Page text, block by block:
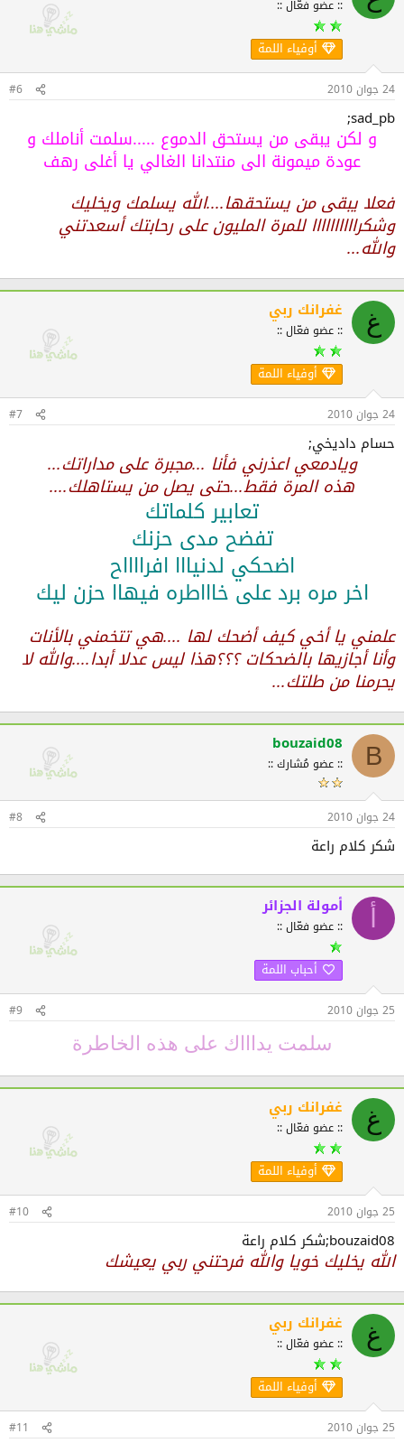
:: عضو فعّال ::
أوفياء اللمة
24 جوان 2010 #6
sad_pb;
و لكن يبقى من يستحق الدموع .....سلمت أناملك و
عودة ميمونة الى منتدانا الغالي يا أغلى رهف
فعلا يبقى من يستحقها....الله يسلمك ويخليك
وشكراااااااااا للمرة المليون على رحابتك أسعدتني
والله...
غ غفرانك ربي
:: عضو فعّال ::
أوفياء اللمة
24 جوان 2010 #7
حسام داديخي;
ويادمعي اعذرني فأنا ...مجبرة على مداراتك...
هذه المرة فقط...حتى يصل من يستاهلك....
تعابير كلماتك
تفضح مدى حزنك
اضحكي لدنيااا افرااااح
اخر مره برد على خاااطره فيهاا حزن ليك
علمني يا أخي كيف أضحك لها ....هي تتخمني بالأنات
وأنا أجازيها بالضحكات ؟؟؟هذا ليس عدلا أبدا....والله لا
يحرمنا من طلتك...
B
bouzaid08
:: عضو مُشارك ::
24 جوان 2010 #8
شكر كلام راعة
أمولة الجزائر
:: عضو فعّال ::
أحباب اللمة
25 جوان 2010 #9
سلمت يداااك على هذه الخاطرة
غ غفرانك ربي
:: عضو فعّال ::
أوفياء اللمة
25 جوان 2010 #10
bouzaid08;شكر كلام راعة
الله يخليك خويا والله فرحتني ربي يعيشك
غ غفرانك ربي
:: عضو فعّال ::
أوفياء اللمة
25 جوان 2010 #11